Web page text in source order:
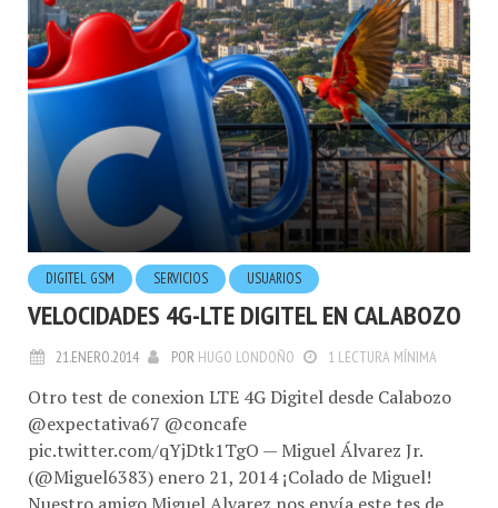
DIGITEL GSM SERVICIOS USUARIOS
VELOCIDADES 4G-LTE DIGITEL EN CALABOZO
@expectativa67 @concafe
pic.twitter.com/qYjDtk1TgO — Miguel Álvarez Jr.
(@Miguel6383) enero 21, 2014 ¡Colado de Miguel!
Nuestro amigo Miguel Alvarez nos envía este tes de